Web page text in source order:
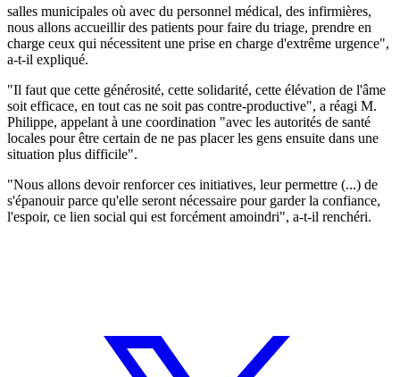
salles municipales où avec du personnel médical, des infirmières,
nous allons accueillir des patients pour faire du triage, prendre en
charge ceux qui nécessitent une prise en charge d'extrême urgence",
a-t-il expliqué.
"Il faut que cette générosité, cette solidarité, cette élévation de l'âme
soit efficace, en tout cas ne soit pas contre-productive", a réagi M.
Philippe, appelant à une coordination "avec les autorités de santé
locales pour être certain de ne pas placer les gens ensuite dans une
situation plus difficile".
"Nous allons devoir renforcer ces initiatives, leur permettre (...) de
s'épanouir parce qu'elle seront nécessaire pour garder la confiance,
l'espoir, ce lien social qui est forcément amoindri", a-t-il renchéri.